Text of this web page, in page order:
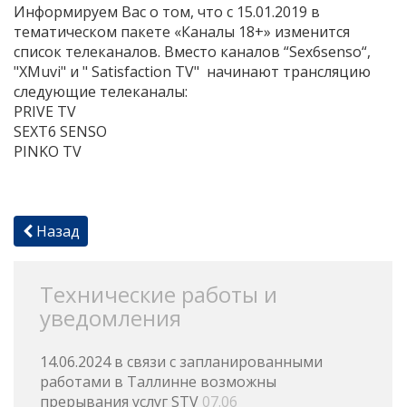
Информируем Вас о том, что с 15.01.2019 в
тематическом пакете «Каналы 18+» изменится
список телеканалов. Вместо каналов “Sex6senso“,
"XMuvi" и " Satisfaction TV" начинают трансляцию
следующие телеканалы:
PRIVE TV
SEXT6 SENSO
PINKO TV
Назад
Технические работы и
уведомления
14.06.2024 в связи с запланированными
работами в Таллинне возможны
прерывания услуг STV 07.06